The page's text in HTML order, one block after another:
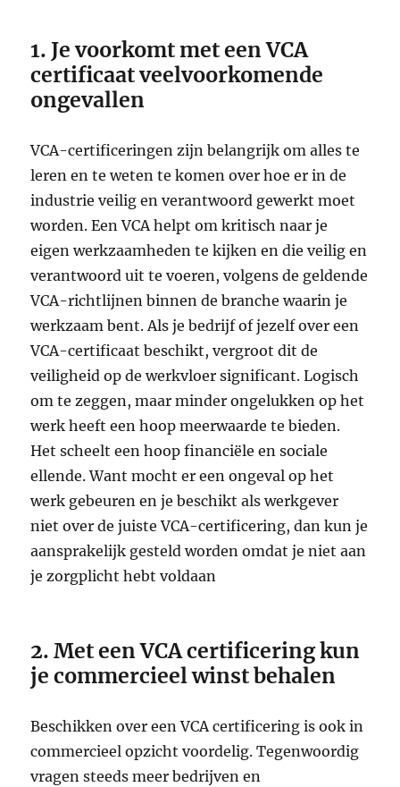
1. Je voorkomt met een VCA
certificaat veelvoorkomende
ongevallen
VCA-certificeringen zijn belangrijk om alles te
leren en te weten te komen over hoe er in de
industrie veilig en verantwoord gewerkt moet
worden. Een VCA helpt om kritisch naar je
eigen werkzaamheden te kijken en die veilig en
verantwoord uit te voeren, volgens de geldende
VCA-richtlijnen binnen de branche waarin je
werkzaam bent. Als je bedrijf of jezelf over een
VCA-certificaat beschikt, vergroot dit de
veiligheid op de werkvloer significant. Logisch
om te zeggen, maar minder ongelukken op het
werk heeft een hoop meerwaarde te bieden.
Het scheelt een hoop financiële en sociale
ellende. Want mocht er een ongeval op het
werk gebeuren en je beschikt als werkgever
niet over de juiste VCA-certificering, dan kun je
aansprakelijk gesteld worden omdat je niet aan
je zorgplicht hebt voldaan
2. Met een VCA certificering kun
je commercieel winst behalen
Beschikken over een VCA certificering is ook in
commercieel opzicht voordelig. Tegenwoordig
vragen steeds meer bedrijven en